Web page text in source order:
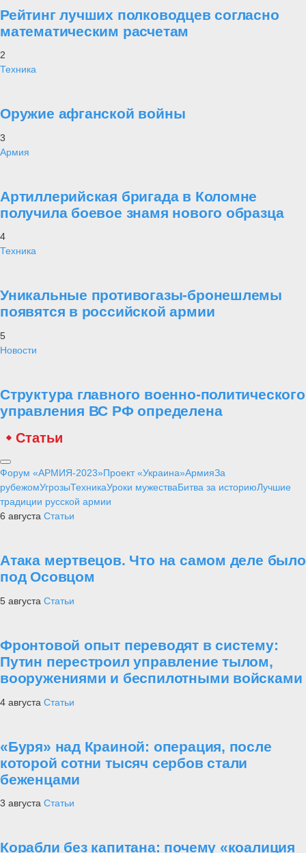
Рейтинг лучших полководцев согласно
математическим расчетам
2
Техника
Оружие афганской войны
3
Армия
Артиллерийская бригада в Коломне
получила боевое знамя нового образца
4
Техника
Уникальные противогазы-бронешлемы
появятся в российской армии
5
Новости
Структура главного военно-политического
управления ВС РФ определена
Статьи
Форум «АРМИЯ-2023»Проект «Украина»АрмияЗа
рубежомУгрозыТехникаУроки мужестваБитва за историюЛучшие
традиции русской армии
6 августа Статьи
Атака мертвецов. Что на самом деле было
под Осовцом
5 августа Статьи
Фронтовой опыт переводят в систему:
Путин перестроил управление тылом,
вооружениями и беспилотными войсками
4 августа Статьи
«Буря» над Краиной: операция, после
которой сотни тысяч сербов стали
беженцами
3 августа Статьи
Корабли без капитана: почему «коалиция